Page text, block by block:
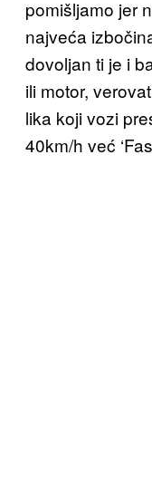
pomišljamo jer
najveća
dovoljan ti je i
ili motor,
lika koji vozi
40km/h već